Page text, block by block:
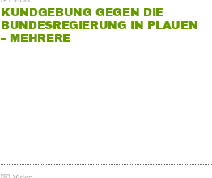
KUNDGEBUNG GEGEN DIE
BUNDESREGIERUNG IN PLAUEN
– MEHRERE